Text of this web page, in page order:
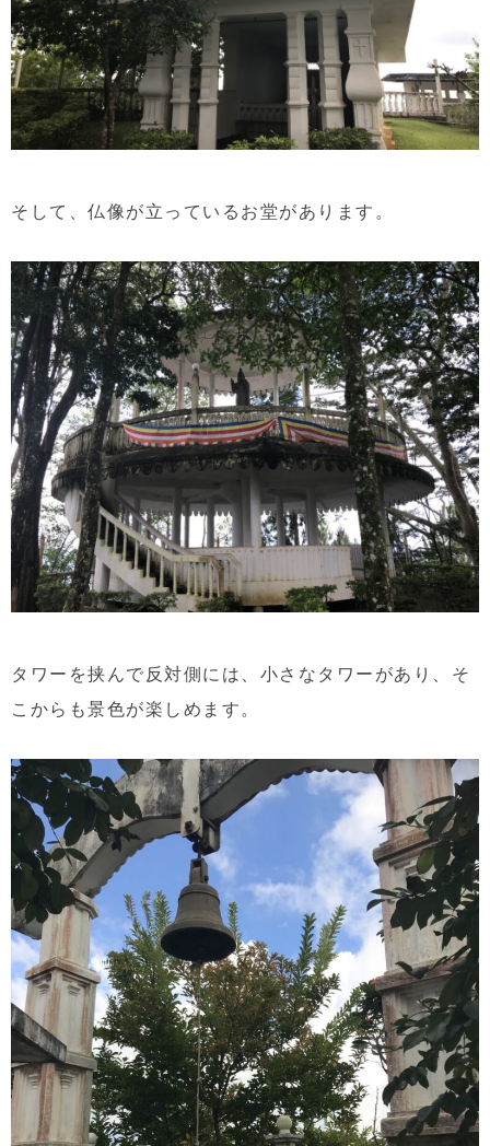
そして、仏像が立っているお堂があります。
タワーを挟んで反対側には、小さなタワーがあり、そ
こからも景色が楽しめます。